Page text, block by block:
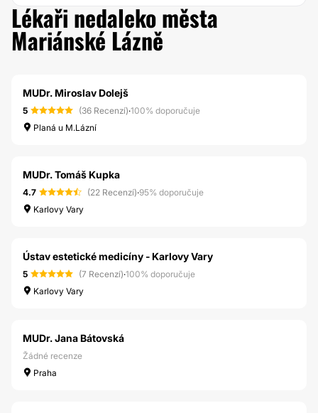
Lékaři nedaleko města
Mariánské Lázně
MUDr. Miroslav Dolejš
5 (36 Recenzí)·100% doporučuje
Planá u M.Lázní
MUDr. Tomáš Kupka
4.7 (22 Recenzí)·95% doporučuje
Karlovy Vary
Ústav estetické medicíny - Karlovy Vary
5 (7 Recenzí)·100% doporučuje
Karlovy Vary
MUDr. Jana Bátovská
Žádné recenze
Praha